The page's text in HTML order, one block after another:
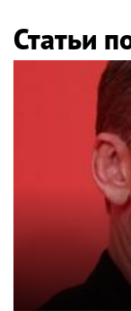
Статьи